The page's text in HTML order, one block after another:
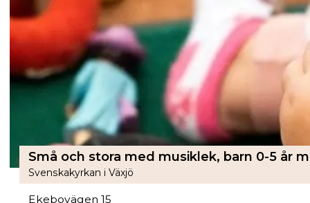
Svenskakyrkan i Växjö
Ekebovägen 15